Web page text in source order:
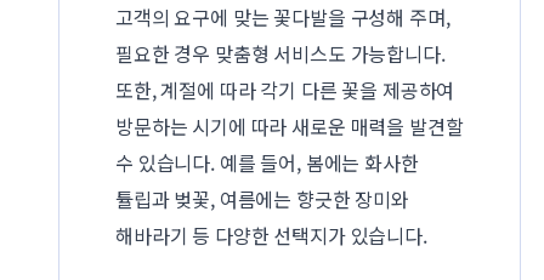
고객의 요구에 맞는 꽃다발을 구성해 주며,
필요한 경우 맞춤형 서비스도 가능합니다.
또한, 계절에 따라 각기 다른 꽃을 제공하여
방문하는 시기에 따라 새로운 매력을 발견할
수 있습니다. 예를 들어, 봄에는 화사한
튤립과 벚꽃, 여름에는 향긋한 장미와
해바라기 등 다양한 선택지가 있습니다.